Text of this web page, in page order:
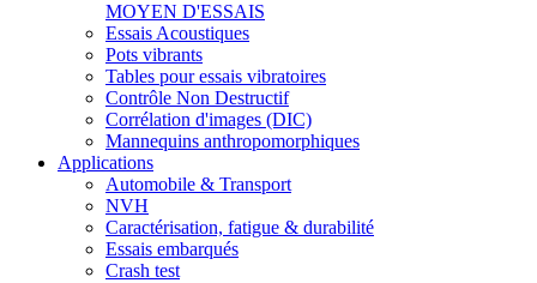
MOYEN D'ESSAIS
Essais Acoustiques
Pots vibrants
Tables pour essais vibratoires
Contrôle Non Destructif
Corrélation d'images (DIC)
Mannequins anthropomorphiques
Applications
Automobile & Transport
NVH
Caractérisation, fatigue & durabilité
Essais embarqués
Crash test